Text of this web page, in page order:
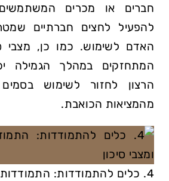
חברים או מכרים
להפעיל לחצים חברתיים
האדם לשימוש. כמו כן, מצבי
המתחזקים במהלך הגמילה
הרצון לחזור לשימוש
מהמציאות הכואבת.
4. כלים להתמודדות: התמודדות